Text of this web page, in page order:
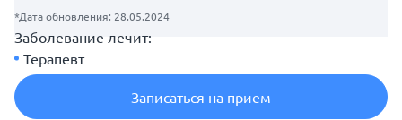
*Дата обновления: 28.05.2024
Заболевание лечит:
Терапевт
Записаться на прием